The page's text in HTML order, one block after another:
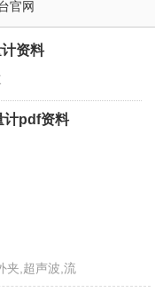
官网
资料
计pdf资料
夹,超声波,流